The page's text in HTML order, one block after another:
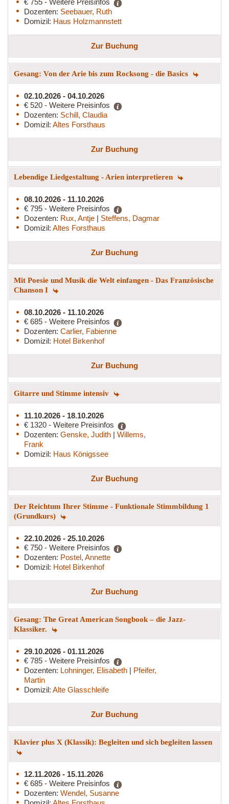
Dozenten: Seebauer, Ruth
Domizil: Haus Holzmannstett
Zur Buchung
Gesang: Von der Arie bis zum Rocksong - die Basics
02.10.2026 - 04.10.2026
€ 520 - Weitere Preisinfos
Dozenten: Schill, Claudia
Domizil: Altes Forsthaus
Zur Buchung
Lebendige Liedgestaltung - Arien interpretieren
08.10.2026 - 11.10.2026
€ 795 - Weitere Preisinfos
Dozenten: Rux, Antje | Steffens, Dagmar
Domizil: Altes Forsthaus
Zur Buchung
Mit Poesie und Musik die Welt einfangen - Das Französische
Chanson I
08.10.2026 - 11.10.2026
€ 685 - Weitere Preisinfos
Dozenten: Carlier, Fabienne
Domizil: Hotel Birkenhof
Zur Buchung
Gitarre und Stimme intensiv
11.10.2026 - 18.10.2026
€ 1320 - Weitere Preisinfos
Dozenten: Genske, Judith | Willems,
Frank
Domizil: Haus Königssee
Zur Buchung
Der Reichtum Ihrer Stimme - Funktionale Stimmbildung 1
(Grundkurs)
22.10.2026 - 25.10.2026
€ 750 - Weitere Preisinfos
Dozenten: Postel, Annette
Domizil: Hotel Birkenhof
Zur Buchung
Gesang: The Great American Songbook – die Jazz-
Klassiker.
29.10.2026 - 01.11.2026
€ 785 - Weitere Preisinfos
Dozenten: Lohninger, Elisabeth | Pfeifer,
Martin
Domizil: Alte Glasschleife
Zur Buchung
Klavier plus X (Klassik): Begleiten und sich begleiten lassen
12.11.2026 - 15.11.2026
€ 685 - Weitere Preisinfos
Dozenten: Wendel, Susanne